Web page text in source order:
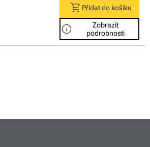
shopping_cart Přidat do košíku
info
Zobrazit
podrobnosti